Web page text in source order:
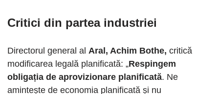
Critici din partea industriei
Directorul general al Aral, Achim Bothe, critică
modificarea legală planificată: „Respingem
obligația de aprovizionare planificată. Ne
amintește de economia planificată și nu